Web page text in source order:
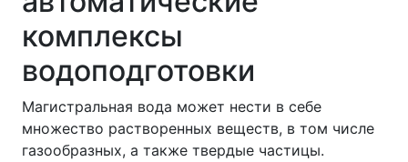
комплексы
водоподготовки
Магистральная вода может нести в себе
множество растворенных веществ, в том числе
газообразных, а также твердые частицы.